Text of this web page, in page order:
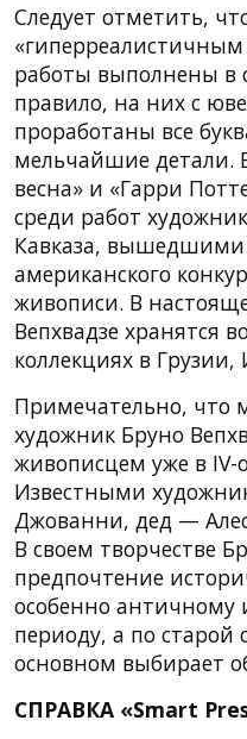
Следует отметить,
работы выполнены в
правило, на них с
проработаны все
мельчайшие детали.
весна» и «Гарри
среди работ
Кавказа, вышедшими
американского
живописи. В
Вепхвадзе хранятся
коллекциях в
Примечательно, что
художник Бруно
живописцем уже в IV-
Известными
Джованни, дед —
В своем творчестве
предпочтение
особенно античному
периоду, а по
основном выбирает
СПРАВКА «Smart